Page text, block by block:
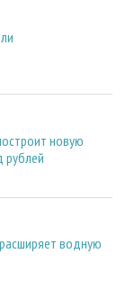
новую
рублей
водную